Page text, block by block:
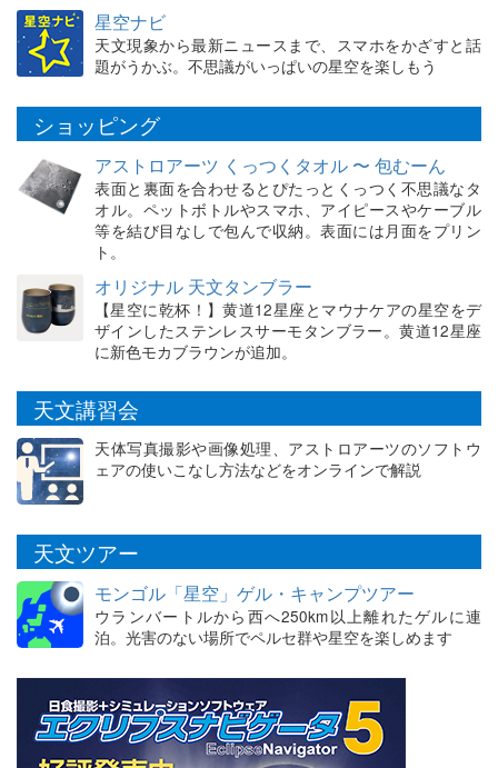
星空ナビ
天文現象から最新ニュースまで、スマホをかざすと話
題がうかぶ。不思議がいっぱいの星空を楽しもう
ショッピング
アストロアーツ くっつくタオル 〜 包むーん
表面と裏面を合わせるとぴたっとくっつく不思議なタ
オル。ペットボトルやスマホ、アイピースやケーブル
等を結び目なしで包んで収納。表面には月面をプリン
ト。
オリジナル 天文タンブラー
【星空に乾杯！】黄道12星座とマウナケアの星空をデ
ザインしたステンレスサーモタンブラー。黄道12星座
に新色モカブラウンが追加。
天文講習会
天体写真撮影や画像処理、アストロアーツのソフトウ
ェアの使いこなし方法などをオンラインで解説
天文ツアー
モンゴル「星空」ゲル・キャンプツアー
ウランバートルから西へ250km以上離れたゲルに連
泊。光害のない場所でペルセ群や星空を楽しめます